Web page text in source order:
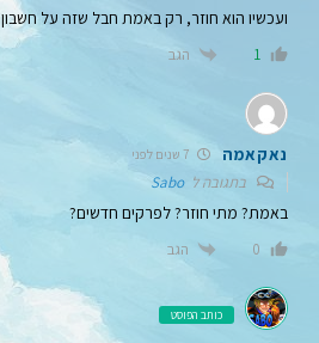
ועכשיו הוא חוזר, רק באמת חבל שזה על
1 הגב
נאקאמה
בתגובה לSabo
באמת? מתי חוזר? לפרקים חדשים?
0 הגב
כותב הפוסט